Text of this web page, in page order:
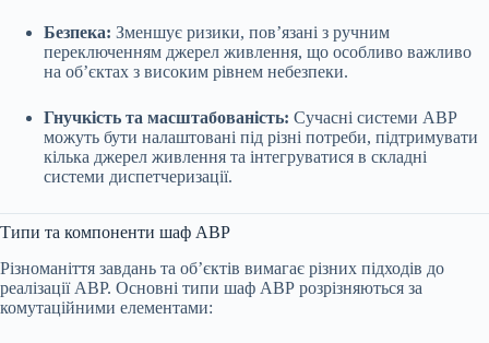
Безпека: Зменшує ризики, пов’язані з ручним
переключенням джерел живлення, що особливо важливо
на об’єктах з високим рівнем небезпеки.
Гнучкість та масштабованість: Сучасні системи АВР
можуть бути налаштовані під різні потреби, підтримувати
кілька джерел живлення та інтегруватися в складні
системи диспетчеризації.
Типи та компоненти шаф АВР
Різноманіття завдань та об’єктів вимагає різних підходів до
реалізації АВР. Основні типи шаф АВР розрізняються за
комутаційними елементами: